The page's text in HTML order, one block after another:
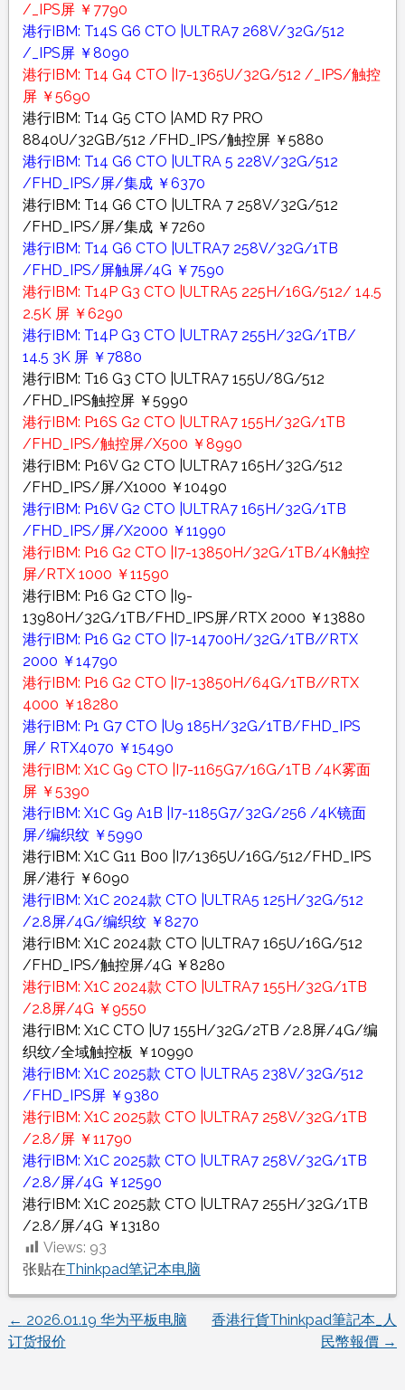
/_IPS屏 ￥7790
港行IBM: T14S G6 CTO |ULTRA7 268V/32G/512
/_IPS屏 ￥8090
港行IBM: T14 G4 CTO |I7-1365U/32G/512 /_IPS/触控
屏 ￥5690
港行IBM: T14 G5 CTO |AMD R7 PRO
8840U/32GB/512 /FHD_IPS/触控屏 ￥5880
港行IBM: T14 G6 CTO |ULTRA 5 228V/32G/512
/FHD_IPS/屏/集成 ￥6370
港行IBM: T14 G6 CTO |ULTRA 7 258V/32G/512
/FHD_IPS/屏/集成 ￥7260
港行IBM: T14 G6 CTO |ULTRA7 258V/32G/1TB
/FHD_IPS/屏触屏/4G ￥7590
港行IBM: T14P G3 CTO |ULTRA5 225H/16G/512/ 14.5
2.5K 屏 ￥6290
港行IBM: T14P G3 CTO |ULTRA7 255H/32G/1TB/
14.5 3K 屏 ￥7880
港行IBM: T16 G3 CTO |ULTRA7 155U/8G/512
/FHD_IPS触控屏 ￥5990
港行IBM: P16S G2 CTO |ULTRA7 155H/32G/1TB
/FHD_IPS/触控屏/X500 ￥8990
港行IBM: P16V G2 CTO |ULTRA7 165H/32G/512
/FHD_IPS/屏/X1000 ￥10490
港行IBM: P16V G2 CTO |ULTRA7 165H/32G/1TB
/FHD_IPS/屏/X2000 ￥11990
港行IBM: P16 G2 CTO |I7-13850H/32G/1TB/4K触控
屏/RTX 1000 ￥11590
港行IBM: P16 G2 CTO |I9-
13980H/32G/1TB/FHD_IPS屏/RTX 2000 ￥13880
港行IBM: P16 G2 CTO |I7-14700H/32G/1TB//RTX
2000 ￥14790
港行IBM: P16 G2 CTO |I7-13850H/64G/1TB//RTX
4000 ￥18280
港行IBM: P1 G7 CTO |U9 185H/32G/1TB/FHD_IPS
屏/ RTX4070 ￥15490
港行IBM: X1C G9 CTO |I7-1165G7/16G/1TB /4K雾面
屏 ￥5390
港行IBM: X1C G9 A1B |I7-1185G7/32G/256 /4K镜面
屏/编织纹 ￥5990
港行IBM: X1C G11 B00 |I7/1365U/16G/512/FHD_IPS
屏/港行 ￥6090
港行IBM: X1C 2024款 CTO |ULTRA5 125H/32G/512
/2.8屏/4G/编织纹 ￥8270
港行IBM: X1C 2024款 CTO |ULTRA7 165U/16G/512
/FHD_IPS/触控屏/4G ￥8280
港行IBM: X1C 2024款 CTO |ULTRA7 155H/32G/1TB
/2.8屏/4G ￥9550
港行IBM: X1C CTO |U7 155H/32G/2TB /2.8屏/4G/编
织纹/全域触控板 ￥10990
港行IBM: X1C 2025款 CTO |ULTRA5 238V/32G/512
/FHD_IPS屏 ￥9380
港行IBM: X1C 2025款 CTO |ULTRA7 258V/32G/1TB
/2.8/屏 ￥11790
港行IBM: X1C 2025款 CTO |ULTRA7 258V/32G/1TB
/2.8/屏/4G ￥12590
港行IBM: X1C 2025款 CTO |ULTRA7 255H/32G/1TB
/2.8/屏/4G ￥13180
Views: 93
张贴在Thinkpad笔记本电脑
文
← 2026.01.19 华为平板电脑
订货报价
香港行貨Thinkpad筆記本_人
民幣報價 →